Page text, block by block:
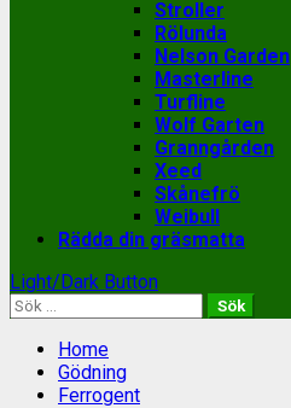
Stroller
Rölunda
Nelson Garden
Masterline
Turfline
Wolf Garten
Granngården
Xeed
Skånefrö
Weibull
Rädda din gräsmatta
Light/Dark Button
Sök
efter:
Home
Gödning
Ferrogent